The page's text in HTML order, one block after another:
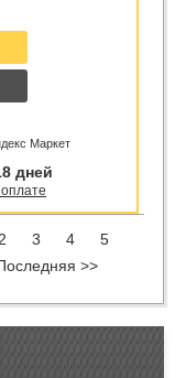
Маркет
дней
3 4
5
>>